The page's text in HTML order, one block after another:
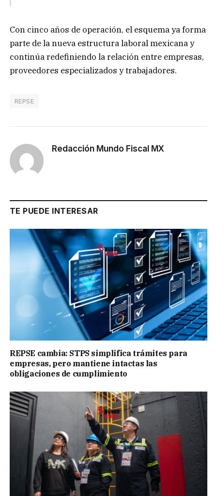
Con cinco años de operación, el esquema ya forma
parte de la nueva estructura laboral mexicana y
continúa redefiniendo la relación entre empresas,
proveedores especializados y trabajadores.
REPSE
Redacción Mundo Fiscal MX
TE PUEDE INTERESAR
REPSE cambia: STPS simplifica trámites para
empresas, pero mantiene intactas las
obligaciones de cumplimiento